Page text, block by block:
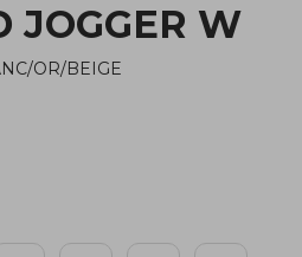
JOGGER W
OR/BEIGE